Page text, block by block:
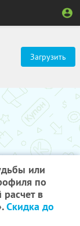
Загрузить
или
по
в
Скидка до